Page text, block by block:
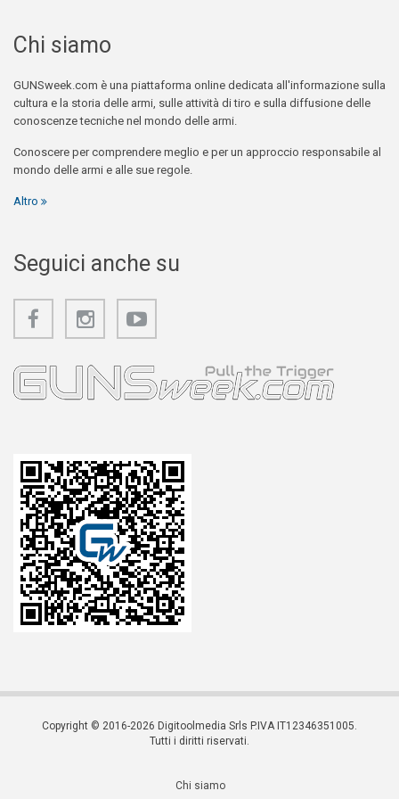
Chi siamo
GUNSweek.com è una piattaforma online dedicata all'informazione sulla
cultura e la storia delle armi, sulle attività di tiro e sulla diffusione delle
conoscenze tecniche nel mondo delle armi.
Conoscere per comprendere meglio e per un approccio responsabile al
mondo delle armi e alle sue regole.
Altro
Seguici anche su
Copyright © 2016-2026 Digitoolmedia Srls P.IVA IT12346351005.
Tutti i diritti riservati.
Chi siamo